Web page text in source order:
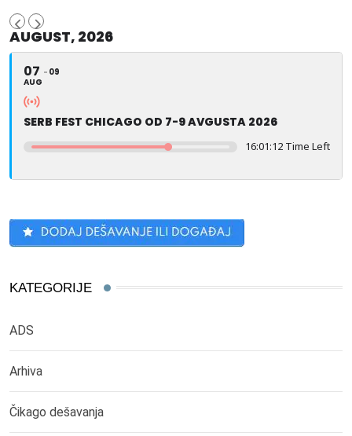
AUGUST, 2026
07
AUG
09
SERB FEST CHICAGO OD 7-9 AVGUSTA 2026
16:01:11 Time Left
KATEGORIJE
ADS
Arhiva
Čikago dešavanja